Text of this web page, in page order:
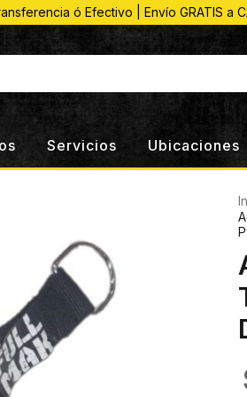
ó Efectivo | Envío GRATIS a
Servicios Ubicaciones